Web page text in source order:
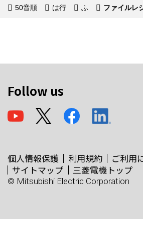
50音順
は行 ふ ファイルレ
Follow us
個人情報保護 利用規約
ご利用
サイトマップ
三菱電機トップ
© Mitsubishi Electric Corporation